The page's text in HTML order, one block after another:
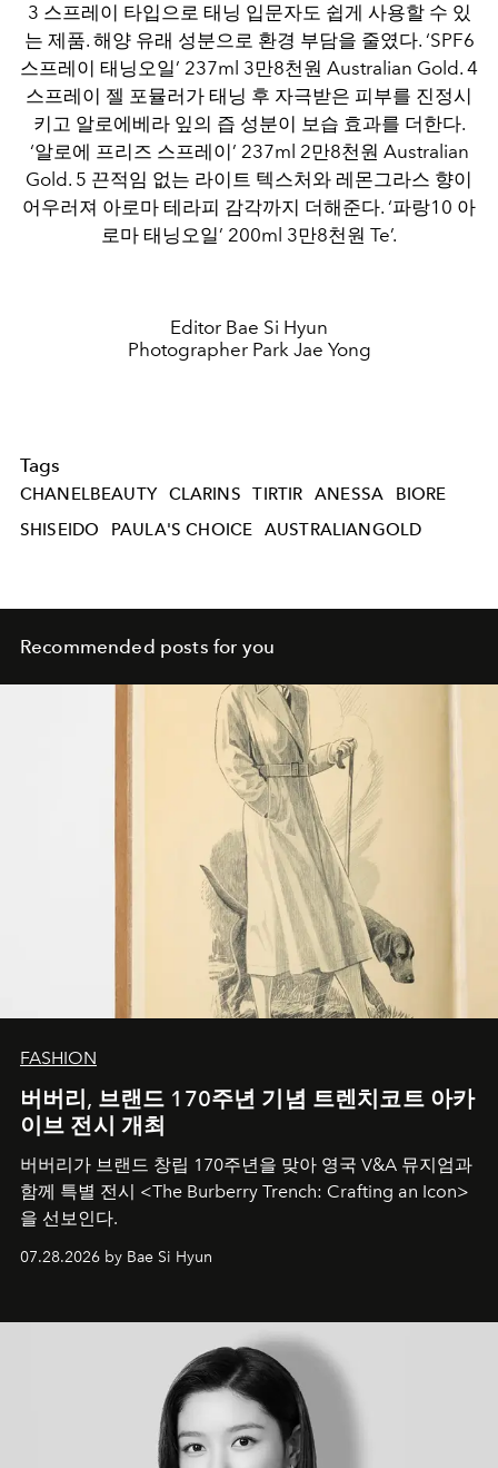
3 스프레이 타입으로 태닝 입문자도 쉽게 사용할 수 있
는 제품. 해양 유래 성분으로 환경 부담을 줄였다. ‘SPF6
스프레이 태닝오일’ 237ml 3만8천원 Australian Gold. 4
스프레이 젤 포뮬러가 태닝 후 자극받은 피부를 진정시
키고 알로에베라 잎의 즙 성분이 보습 효과를 더한다.
‘알로에 프리즈 스프레이’ 237ml 2만8천원 Australian
Gold. 5 끈적임 없는 라이트 텍스처와 레몬그라스 향이
어우러져 아로마 테라피 감각까지 더해준다. ‘파랑10 아
로마 태닝오일’ 200ml 3만8천원 Te’.
Editor Bae Si Hyun
Photographer Park Jae Yong
Tags
CHANELBEAUTY CLARINS TIRTIR ANESSA
BIORE
SHISEIDO
PAULA'S CHOICE AUSTRALIANGOLD
Recommended posts for you
FASHION
버버리, 브랜드 170주년 기념 트렌치코트 아카
이브 전시 개최
버버리가 브랜드 창립 170주년을 맞아 영국 V&A 뮤지엄과
함께 특별 전시 <The Burberry Trench: Crafting an Icon>
을 선보인다.
07.28.2026 by Bae Si Hyun